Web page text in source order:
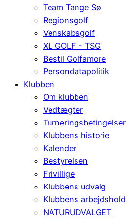
Team Tange Sø
Regionsgolf
Venskabsgolf
XL GOLF - TSG
Bestil Golfamore
Persondatapolitik
Klubben
Om klubben
Vedtægter
Turneringsbetingelser
Klubbens historie
Kalender
Bestyrelsen
Frivillige
Klubbens udvalg
Klubbens arbejdshold
NATURUDVALGET